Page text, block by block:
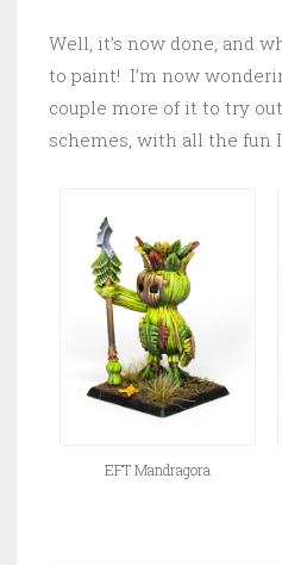
Well, it’s now done, and
to paint! I’m now
couple more of it to try
schemes, with all the fun
EFT Mandragora